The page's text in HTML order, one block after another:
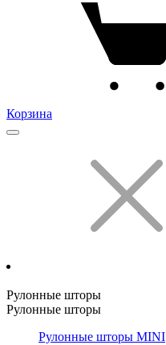
Корзина
Рулонные шторы
Рулонные шторы
Рулонные шторы MINI